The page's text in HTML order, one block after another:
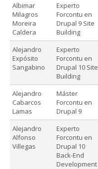
Albimar
Milagros
Moreira
Caldera
Experto
Forcontu en
Drupal 9 Site
Building
Alejandro
Expósito
Sangabino
Experto
Forcontu en
Drupal 10 Site
Building
Alejandro
Cabarcos
Lamas
Máster
Forcontu en
Drupal 9
Alejandro
Alfonso
Villegas
Experto
Forcontu en
Drupal 10
Back-End
Development